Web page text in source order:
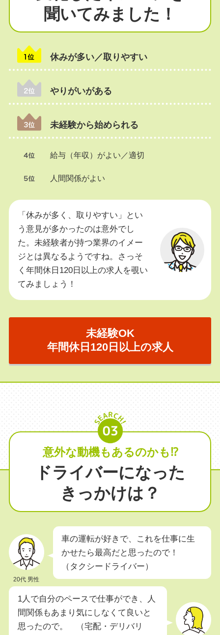
聞いてみました！
休みが多い／取りやすい
やりがいがある
未経験から始められる
給与（年収）がよい／適切
人間関係がよい
「休みが多く、取りやすい」とい
う意見が多かったのは意外でし
た。未経験者が持つ業界のイメー
ジとは異なるようですね。さっそ
く年間休日120日以上の求人を覗い
てみましょう！
未経験OK
年間休日120日以上の求人
意外な動機もあるのかも⁉
ドライバーになった
きっかけは？
車の運転が好きで、これを仕事に生
かせたら最高だと思ったので！
（タクシードライバー）
20代 男性
1人で自分のペースで仕事ができ、人
間関係もあまり気にしなくて良いと
思ったので。 （宅配・デリバリ